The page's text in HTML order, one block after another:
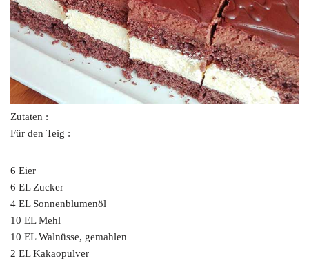
Zutaten :
Für den Teig :
6 Eier
6 EL Zucker
4 EL Sonnenblumenöl
10 EL Mehl
10 EL Walnüsse, gemahlen
2 EL Kakaopulver